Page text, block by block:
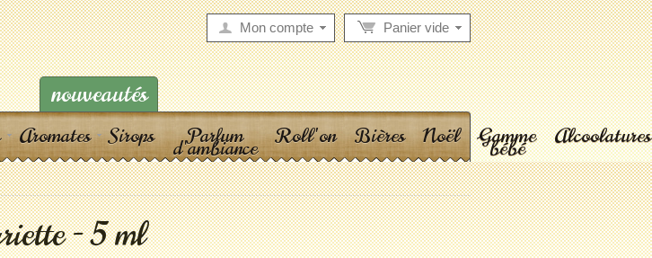
Panier vide
Mon compte
nouveautés
Aromates Sirops Parfum
d'ambiance Roll'on Bières Noël Gamme
bébé Alcoolatures
- 5 ml